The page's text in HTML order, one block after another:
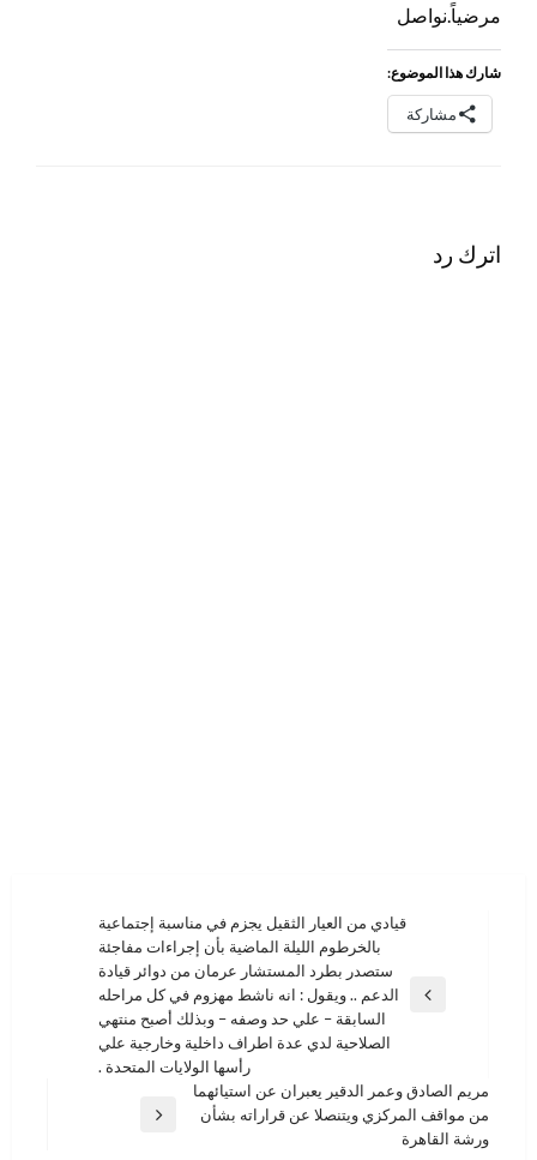
مرضياً.نواصل
شارك هذا الموضوع:
مشاركة
اترك رد
المقالة
قيادي من العيار الثقيل يجزم في مناسبة إجتماعية
بالخرطوم الليلة الماضية بأن إجراءات مفاجئة
ستصدر بطرد المستشار عرمان من دوائر قيادة
الدعم .. ويقول : انه ناشط مهزوم في كل مراحله
السابقة – علي حد وصفه – وبذلك أصبح منتهي
الصلاحية لدي عدة اطراف داخلية وخارجية علي
رأسها الولايات المتحدة .
المقالة
التالية
مريم الصادق وعمر الدقير يعبران عن استيائهما
من مواقف المركزي ويتنصلا عن قراراته بشأن
ورشة القاهرة